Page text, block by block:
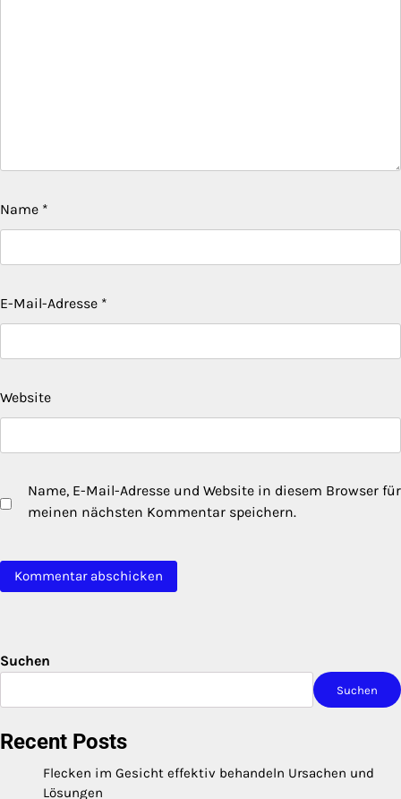
Name *
E-Mail-Adresse *
Website
Name, E-Mail-Adresse und Website in diesem Browser für
meinen nächsten Kommentar speichern.
Suchen
Suchen
Recent Posts
Flecken im Gesicht effektiv behandeln Ursachen und
Lösungen